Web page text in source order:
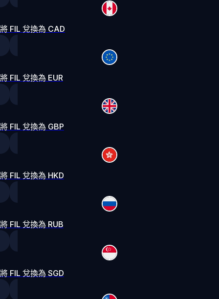
將 FIL 兌換為 CAD
將 FIL 兌換為 EUR
將 FIL 兌換為 GBP
將 FIL 兌換為 HKD
將 FIL 兌換為 RUB
將 FIL 兌換為 SGD